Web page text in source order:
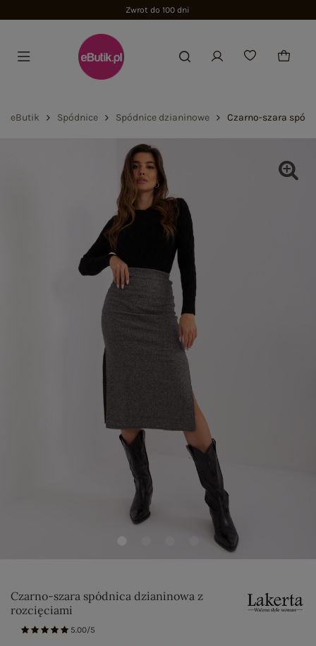
Zwrot do 100 dni
eButik Spódnice Spódnice dzianinowe Czarno-szara
Czarno-szara spódnica dzianinowa z
rozcięciami
5.00/5